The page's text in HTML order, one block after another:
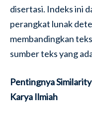
disertasi. Indeks ini
perangkat lunak
membandingkan
sumber teks yang
Pentingnya
Karya Ilmiah